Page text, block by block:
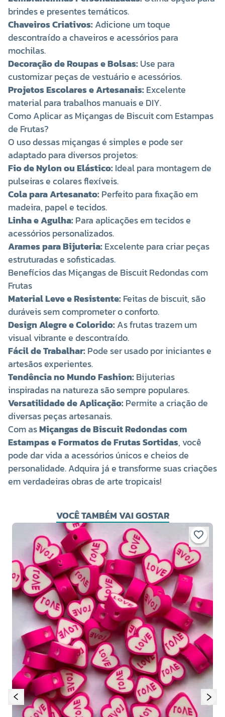
brindes e presentes temáticos.
Chaveiros Criativos: Adicione um toque
descontraído a chaveiros e acessórios para
mochilas.
Decoração de Roupas e Bolsas: Use para
customizar peças de vestuário e acessórios.
Projetos Escolares e Artesanais: Excelente
material para trabalhos manuais e DIY.
Como Aplicar as Miçangas de Biscuit com Estampas
de Frutas?
O uso dessas miçangas é simples e pode ser
adaptado para diversos projetos:
Fio de Nylon ou Elástico: Ideal para montagem de
pulseiras e colares flexíveis.
Cola para Artesanato: Perfeito para fixação em
madeira, papel e tecidos.
Linha e Agulha: Para aplicações em tecidos e
acessórios personalizados.
Arames para Bijuteria: Excelente para criar peças
estruturadas e sofisticadas.
Benefícios das Miçangas de Biscuit Redondas com
Frutas
Material Leve e Resistente: Feitas de biscuit, são
duráveis sem comprometer o conforto.
Design Alegre e Colorido: As frutas trazem um
visual vibrante e descontraído.
Fácil de Trabalhar: Pode ser usado por iniciantes e
artesãos experientes.
Tendência no Mundo Fashion: Bijuterias
inspiradas na natureza são sempre populares.
Versatilidade de Aplicação: Permite a criação de
diversas peças artesanais.
Com asMiçangas de Biscuit Redondas com
Estampas e Formatos de Frutas Sortidas, você
pode dar vida a acessórios únicos e cheios de
personalidade. Adquira já e transforme suas criações
em verdadeiras obras de arte tropicais!
VOCÊ TAMBÉM VAI GOSTAR